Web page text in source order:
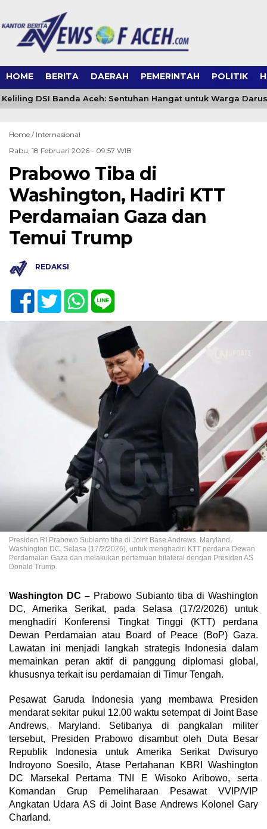
HOME BERITA DAERAH PEMERINTAH POLITIK
DSI Banda Aceh: Sentuhan Hangat untuk Warga
Home / Internasional
Rabu, 18 Februari 2026 - 09:57 WIB
Prabowo Tiba di
Washington, Hadiri KTT
Perdamaian Gaza dan
Temui Trump
REDAKSI
Presiden RI Prabowo Subianto tiba di Joint Base Andrews, Maryland,
Washington DC, Selasa (17/2/2026), untuk menghadiri KTT perdana Dewan
Perdamaian Gaza dan melakukan pertemuan bilateral dengan Presiden AS
Donald Trump.
Washington DC – Prabowo Subianto tiba di Washington
DC, Amerika Serikat, pada Selasa (17/2/2026) untuk
menghadiri Konferensi Tingkat Tinggi (KTT) perdana
Dewan Perdamaian atau Board of Peace (BoP) Gaza.
Lawatan ini menjadi langkah strategis Indonesia dalam
memainkan peran aktif di panggung diplomasi global,
khususnya terkait isu perdamaian di Timur Tengah.
Pesawat Garuda Indonesia yang membawa Presiden
mendarat sekitar pukul 12.00 waktu setempat di Joint Base
Andrews, Maryland. Setibanya di pangkalan militer
tersebut, Presiden Prabowo disambut oleh Duta Besar
Republik Indonesia untuk Amerika Serikat Dwisuryo
Indroyono Soesilo, Atase Pertahanan KBRI Washington
DC Marsekal Pertama TNI E Wisoko Aribowo, serta
Komandan Grup Pemeliharaan Pesawat VVIP/VIP
Angkatan Udara AS di Joint Base Andrews Kolonel Gary
Charland.